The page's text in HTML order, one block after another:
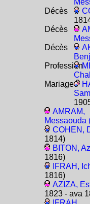
Décès
Décès
Décès
Profession
Mariage
AMRAM,
Messaouda
COHEN,
1814)
BITON,
1816)
IFRAH,
1816)
AZIZA,
1823 - ava